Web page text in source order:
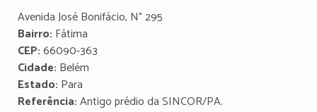
Avenida José Bonifácio, N° 295
Bairro: Fátima
CEP:66090-363
Cidade: Belém
Estado: Para
Referência:Antigo prédio da SINCOR/PA.